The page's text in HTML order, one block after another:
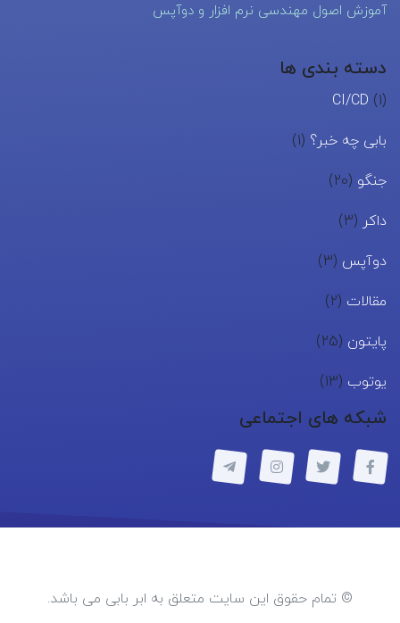
آموزش اصول مهندسی نرم افزار و دوآپس
دسته بندی ها
CI/CD (1)
بابی چه خبر؟ (1)
جنگو (20)
داکر (3)
دوآپس (3)
مقالات (2)
پایتون (25)
یوتوب (13)
شبکه های اجتماعی
© تمام حقوق این سایت متعلق به ابر بابی می باشد.